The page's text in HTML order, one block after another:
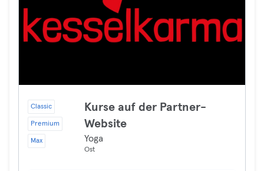
Classic
Premium
Max
Kurse auf der Partner-
Website
Yoga
Ost